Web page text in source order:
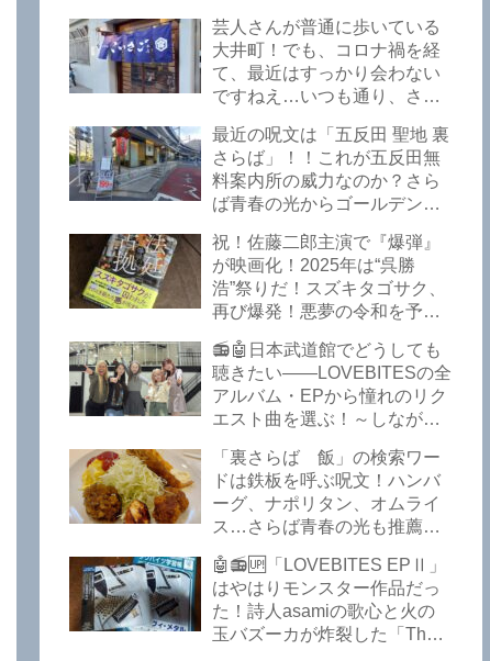
芸人さんが普通に歩いている
大井町！でも、コロナ禍を経
て、最近はすっかり会わない
ですねえ…いつも通り、さぼ
から飲んできました。私以外
にもLOVEBITESファンが数名
いるようですよ笑
最近の呪文は「五反田 聖地 裏
さらば」！！これが五反田無
料案内所の威力なのか？さら
ば青春の光からゴールデンウ
いた！激安の肉の刺し盛りが
美味い！酒もぶっちぎりで安
い！本格焼鳥 五反田「富士
屋」がオープンから３カ月で
ごった返しているぞ！【さら
ば青春の光 五反田 グルメ】
祝！佐藤二郎主演で『爆弾』
が映画化！2025年は“呉勝
浩”祭りだ！スズキタゴサク、
再び爆発！悪夢の令和を予言
２』が不気味な存在感で他を
圧倒した！異形の家族小説
『Q』も文句なしだぞ！～
2025年版「このミステリーが
すごい！」
📻🤖日本武道館でどうしても
聴きたい――LOVEBITESの全
アルバム・EPから憧れのリク
エスト曲を選ぶ！～しながわ
武道館】【ラブバイツ 武道
館】【LOVEBITES 武道館 セ
トリ】【LOVEBITES リクエ
スト曲】【LOVEBITES
Inspire】【LOVEBITES Under
The Red Sky】【LOVEBITES
Epilogue】【LOVEBITES
Today Is The Day】
【LOVEBITES Dystopia
「裏さらば 飯」の検索ワー
ドは鉄板を呼ぶ呪文！ハンバ
ーグ、ナポリタン、オムライ
ス…さらば青春の光も推薦！
定のお子様ランチを食ってき
たよ！【さらば青春の光 五反
田 グルメ】
🤖📻🆙「LOVEBITES EPⅡ」
はやはりモンスター作品だっ
た！詩人asamiの歌心と火の
玉バズーカが炸裂した「The